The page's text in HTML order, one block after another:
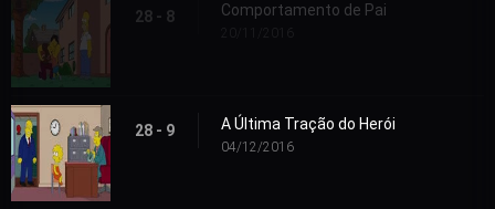
28 - 8 Comportamento de Pai
28 - 9 A Última Tração do Herói
04/12/2016